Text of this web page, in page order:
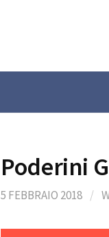
Poderini
5 FEBBRAIO 2018 /